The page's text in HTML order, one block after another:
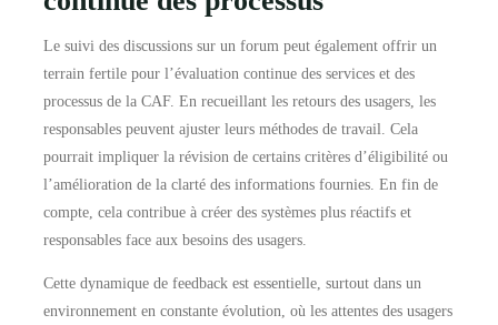
Le suivi des discussions sur un forum peut également offrir un
terrain fertile pour l’évaluation continue des services et des
processus de la CAF. En recueillant les retours des usagers, les
responsables peuvent ajuster leurs méthodes de travail. Cela
pourrait impliquer la révision de certains critères d’éligibilité ou
l’amélioration de la clarté des informations fournies. En fin de
compte, cela contribue à créer des systèmes plus réactifs et
responsables face aux besoins des usagers.
Cette dynamique de feedback est essentielle, surtout dans un
environnement en constante évolution, où les attentes des usagers